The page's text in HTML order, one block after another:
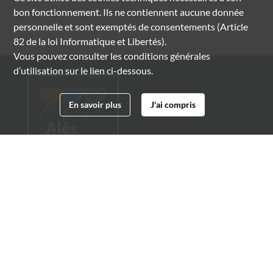
bon fonctionnement. Ils ne contiennent aucune donnée
personnelle et sont exemptés de consentements (Article
82 de la loi Informatique et Libertés).
Vous pouvez consulter les conditions générales
d’utilisation sur le lien ci-dessous.
En savoir plus J'ai compris